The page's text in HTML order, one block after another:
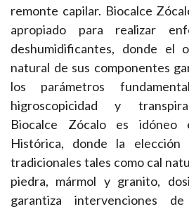
remonte capilar. Biocalce
apropiado para realizar
deshumidificantes, donde el
natural de sus componentes
los parámetros
higroscopicidad y
Biocalce Zócalo es idóneo
Histórica, donde la elección
tradicionales tales como cal
piedra, mármol y granito,
garantiza intervenciones